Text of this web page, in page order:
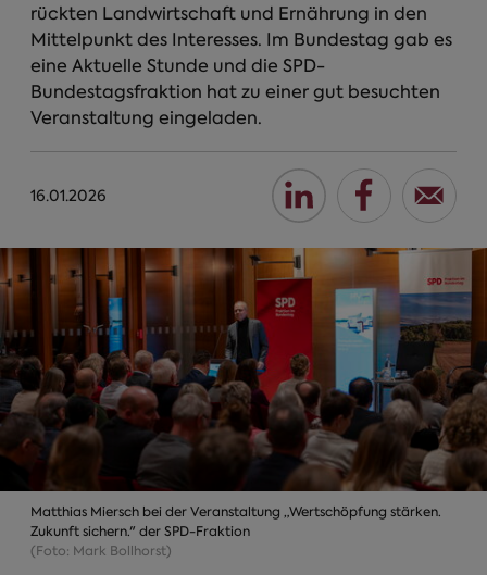
rückten Landwirtschaft und Ernährung in den
Mittelpunkt des Interesses. Im Bundestag gab es
eine Aktuelle Stunde und die SPD-
Bundestagsfraktion hat zu einer gut besuchten
Veranstaltung eingeladen.
16.01.2026
Matthias Miersch bei der Veranstaltung „Wertschöpfung stärken.
Zukunft sichern." der SPD-Fraktion
(Foto: Mark Bollhorst)